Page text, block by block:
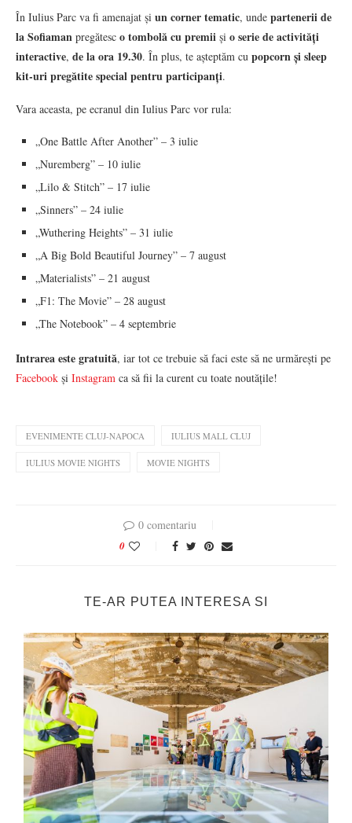
În Iulius Parc va fi amenajat și un corner tematic, unde partenerii de
la Sofiaman pregătesc o tombolă cu premii și o serie de activități
interactive, de la ora 19.30. În plus, te așteptăm cu popcorn și sleep
kit-uri pregătite special pentru participanți.
Vara aceasta, pe ecranul din Iulius Parc vor rula:
„One Battle After Another” – 3 iulie
„Nuremberg” – 10 iulie
„Lilo & Stitch” – 17 iulie
„Sinners” – 24 iulie
„Wuthering Heights” – 31 iulie
„A Big Bold Beautiful Journey” – 7 august
„Materialists” – 21 august
„F1: The Movie” – 28 august
„The Notebook” – 4 septembrie
Intrarea este gratuită, iar tot ce trebuie să faci este să ne urmărești pe
Facebook și Instagram ca să fii la curent cu toate noutățile!
EVENIMENTE CLUJ-NAPOCA IULIUS MALL CLUJ
IULIUS MOVIE NIGHTS MOVIE NIGHTS
0 comentariu
0
TE-AR PUTEA INTERESA SI